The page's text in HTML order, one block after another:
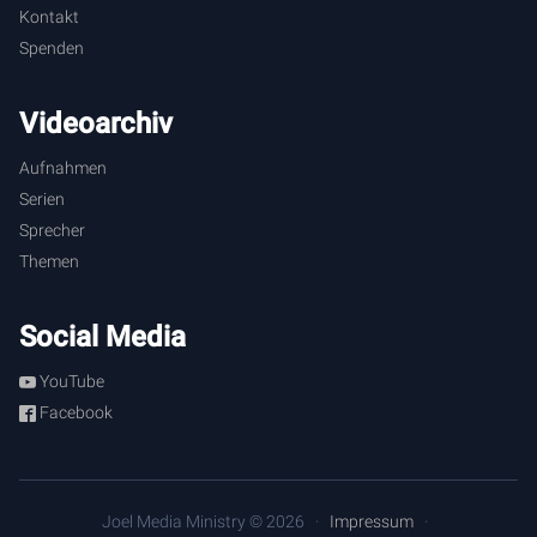
Kontakt
Spenden
Videoarchiv
Aufnahmen
Serien
Sprecher
Themen
Social Media
YouTube
Facebook
Joel Media Ministry © 2026
Impressum